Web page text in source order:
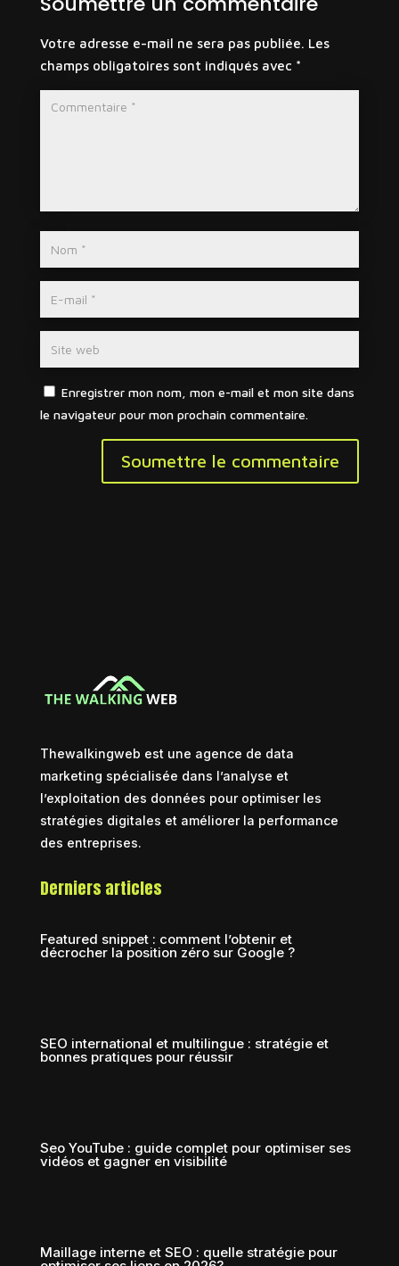
Votre adresse e-mail ne sera pas publiée. Les
champs obligatoires sont indiqués avec *
Enregistrer mon nom, mon e-mail et mon site dans
le navigateur pour mon prochain commentaire.
Soumettre le commentaire
Thewalkingweb est une agence de data
marketing spécialisée dans l’analyse et
l’exploitation des données pour optimiser les
stratégies digitales et améliorer la performance
des entreprises.
Derniers articles
Featured snippet : comment l’obtenir et
décrocher la position zéro sur Google ?
SEO international et multilingue : stratégie et
bonnes pratiques pour réussir
Seo YouTube : guide complet pour optimiser ses
vidéos et gagner en visibilité
Maillage interne et SEO : quelle stratégie pour